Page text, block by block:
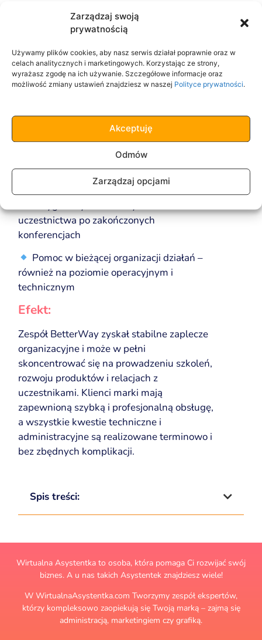
Zarządzaj swoją
prywatnością
Używamy plików cookies, aby nasz serwis działał poprawnie oraz w
celach analitycznych i marketingowych. Korzystając ze strony,
wyrażasz zgodę na ich używanie. Szczegółowe informacje oraz
możliwość zmiany ustawień znajdziesz w naszej Polityce prywatności.
Akceptuję
Odmów
Zarządzaj opcjami
Spis treści:
Nasze działania:
opisami ćwiczeń
Obsługa techniczna kursantów i
zawodników – pomoc przy logowaniu,
Bieżąca obsługa płatności oraz wsparcie
w razie problemów z opłatami
Zbieranie i przesyłanie dokumentów
księgowych do biura rachunkowego
uczestnictwa po zakończonych
konferencjach
Pomoc w bieżącej organizacji działań –
również na poziomie operacyjnym i
technicznym
Efekt:
Zespół BetterWay zyskał stabilne zaplecze
organizacyjne i może w pełni
skoncentrować się na prowadzeniu szkoleń,
rozwoju produktów i relacjach z
uczestnikami. Klienci marki mają
zapewnioną szybką i profesjonalną obsługę,
a wszystkie kwestie techniczne i
administracyjne są realizowane terminowo i
bez zbędnych komplikacji.
Wirtualna Asystentka to osoba, która pomaga Ci rozwijać swój
biznes. A u nas takich Asystentek znajdziesz wiele!
W WirtualnaAsystentka.com Tworzymy zespół ekspertów,
którzy kompleksowo zaopiekują się Twoją marką – zajmą się
administracją, marketingiem czy grafiką.